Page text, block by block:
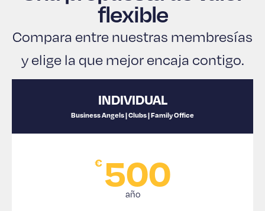
flexible
Compara entre nuestras membresías
y elige la que mejor encaja contigo.
INDIVIDUAL
Business Angels | Clubs | Family Office
€ 500
año